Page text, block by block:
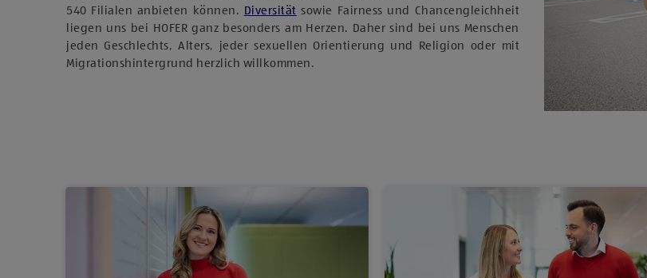
540 Filialen anbieten können. Diversität sowie Fairness und Chancengleichheit
liegen uns bei HOFER ganz besonders am Herzen. Daher sind bei uns Menschen
jeden Geschlechts, Alters, jeder sexuellen Orientierung und Religion oder mit
Migrationshintergrund herzlich willkommen.